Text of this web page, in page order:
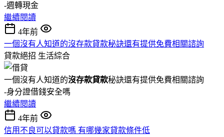
-週轉現金
繼續閱讀
4年前
一個沒有人知道的沒存款貸款秘訣還有提供免費相關諮詢
貸款絕招 生活綜合
一個沒有人知道的沒存款貸款秘訣還有提供免費相關諮詢
-身分證借錢安全嗎
繼續閱讀
4年前
信用不良可以貸款嗎 有哪幾家貸款條件低